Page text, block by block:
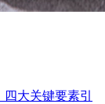
大关键要素引